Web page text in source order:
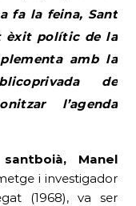
fa la feina, Sant
èxit polític de la
amb la
de
l’agenda
santboià, Manel
i investigador
(1968), va ser